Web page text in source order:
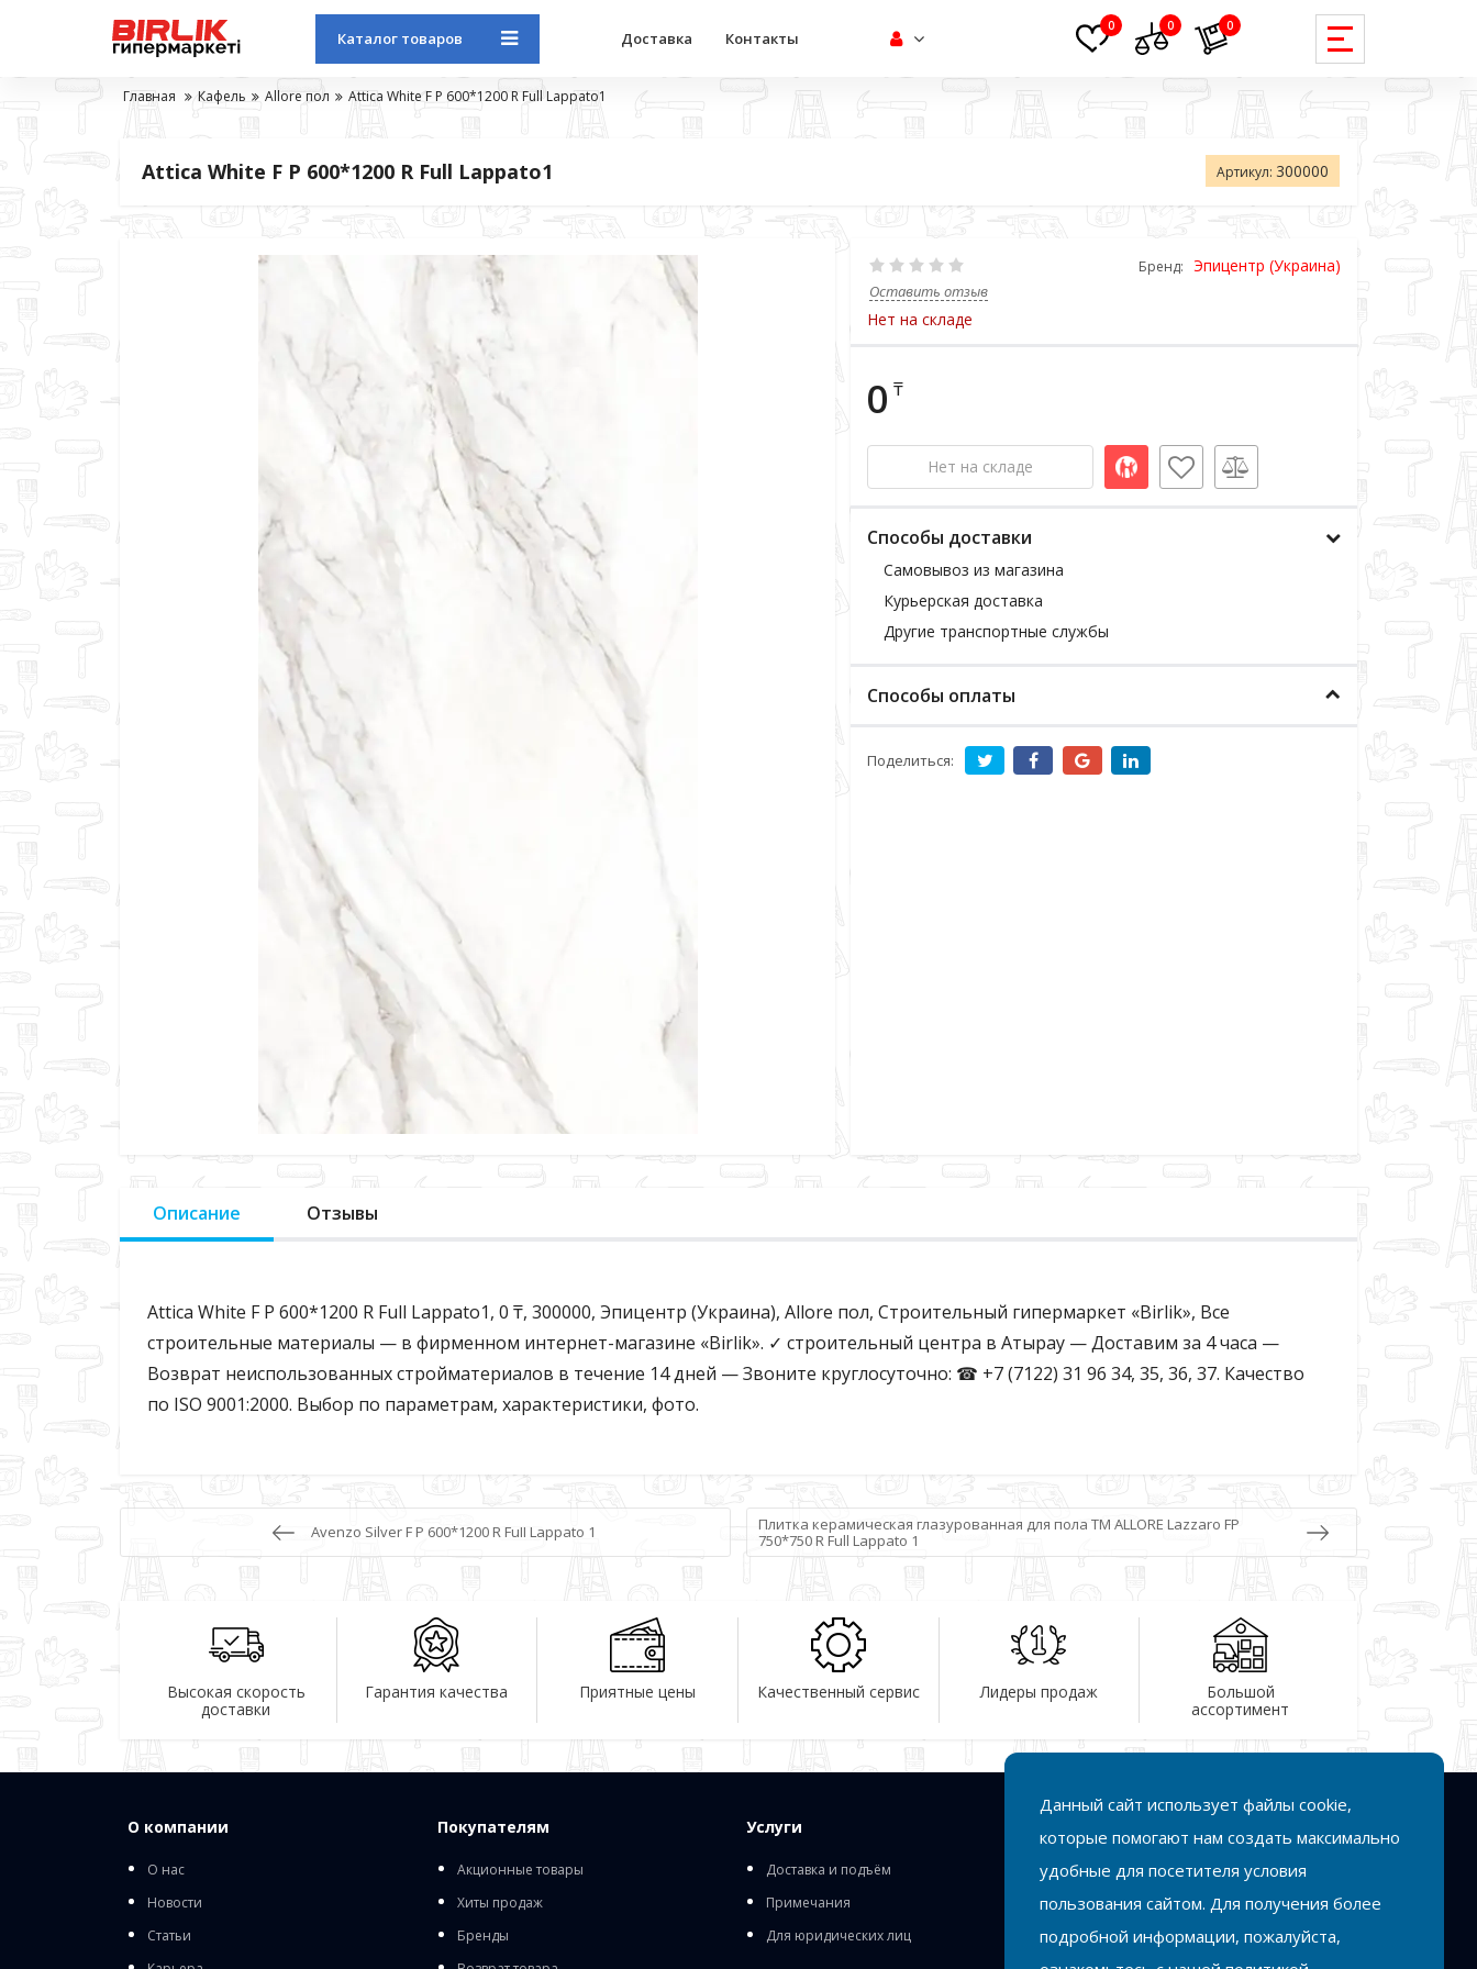
Каталог товаров Доставка Контакты
0 0 0
Главная Кафель Allore пол Attica White F P 600*1200 R Full Lappato1
Attica White F P 600*1200 R Full Lappato1 Артикул: 300000
Бренд: Эпицентр (Украина)
Оставить отзыв
Нет на складе
0 ₸
Нет на складе
Способы доставки
Самовывоз из магазина
Курьерская доставка
Другие транспортные службы
Способы оплаты
Поделиться:
Описание Отзывы
Attica White F P 600*1200 R Full Lappato1, 0 ₸, 300000, Эпицентр (Украина), Allore пол, Строительный гипермаркет «Birlik», Все
строительные материалы — в фирменном интернет-магазине «Birlik». ✓ строительный центра в Атырау — Доставим за 4 часа —
Возврат неиспользованных стройматериалов в течение 14 дней — Звоните круглосуточно: ☎ +7 (7122) 31 96 34, 35, 36, 37. Качество
по ISO 9001:2000. Выбор по параметрам, характеристики, фото.
Avenzo Silver F P 600*1200 R FuII Lappato 1
Плитка керамическая глазурованная для пола TM ALLORE Lazzaro FP
750*750 R Full Lappato 1
Высокая скорость
доставки
Гарантия качества Приятные цены Качественный сервис Лидеры продаж
Большой
ассортимент
О компании
О нас
Новости
Статьи
Покупателям
Акционные товары
Хиты продаж
Бренды
Услуги
Доставка и подъём
Примечания
Для юридических лиц
Подписаться
Данный сайт использует файлы cookie,
которые помогают нам создать максимально
удобные для посетителя условия
пользования сайтом. Для получения более
подробной информации, пожалуйста,